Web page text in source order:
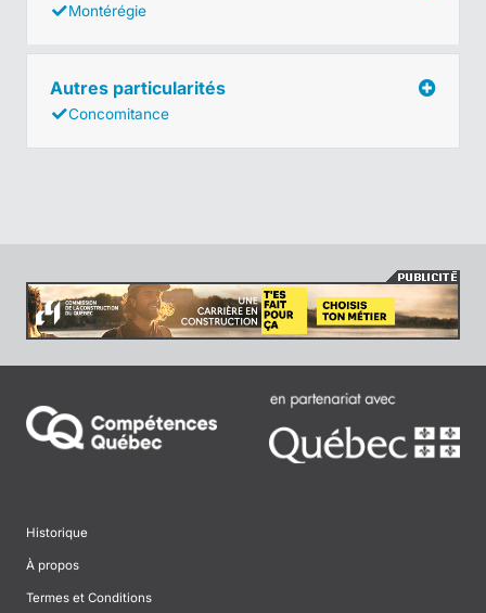
Montérégie
Autres particularités
Concomitance
Historique
À propos
Termes et Conditions